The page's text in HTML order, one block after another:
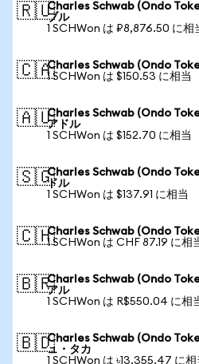
🇷🇺Charles Schwab (Ondo
ブル
1 SCHWon は ₽8,876.50 に相
🇨🇦Charles Schwab (Ondo
1 SCHWon は $150.53 に相当
🇦🇺Charles Schwab (Ondo
アドル
1 SCHWon は $152.70 に相当
🇸🇬Charles Schwab (Ondo
ドル
1 SCHWon は $137.91 に相当
🇨🇭Charles Schwab (Ondo
1 SCHWon は CHF 87.19 に相
🇧🇷Charles Schwab (Ondo
アル
1 SCHWon は R$550.04 に相
🇧🇩Charles Schwab (Ondo
ュ・タカ
1 SCHWon は ৳13,355.47 に相